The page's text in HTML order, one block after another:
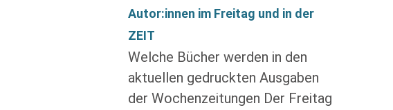
Autor:innen im Freitag und in der
ZEIT
Welche Bücher werden in den
aktuellen gedruckten Ausgaben
der Wochenzeitungen Der Freitag